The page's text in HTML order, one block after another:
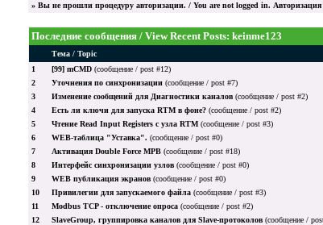
» Вы не прошли процедуру авторизации. / You are not logged in.
Последние сообщения / View Recent Posts: keinme123
Тема / Topic
1
[99] mCMD (сообщение / post #12)
2
Уточнения по синхронизации (сообщение / post #7)
3
Изменение сообщений для Диагностики каналов (сообщение / post #2)
4
Есть ли ключи для запуска RTM в фоне? (сообщение / post #2)
5
Чтение Read Input Registers с узла RTM (сообщение / post #3)
6
WEB-таблица "Уставка". (сообщение / post #0)
7
Активация Double Force МРВ (сообщение / post #18)
8
Интерфейс синхронизации узлов (сообщение / post #0)
9
WEB публикация экранов (сообщение / post #0)
10
Привилегии для запускаемого файла (сообщение / post #3)
11
Modbus TCP - отключение опроса (сообщение / post #2)
12
SlaveGroup, группировка каналов для Slave-протоколов (сообщение /